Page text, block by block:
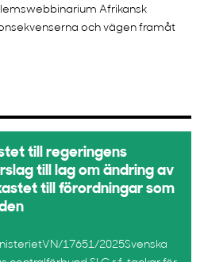
Afrikansk
och vägen framåt
till regeringens
till lag om ändring av
till förordningar som
17651/2025Svenska